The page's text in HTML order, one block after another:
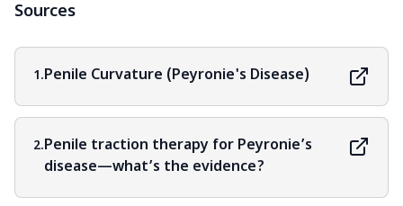
Sources
1.Penile Curvature (Peyronie's Disease)
2.Penile traction therapy for Peyronie’s
disease—what’s the evidence?